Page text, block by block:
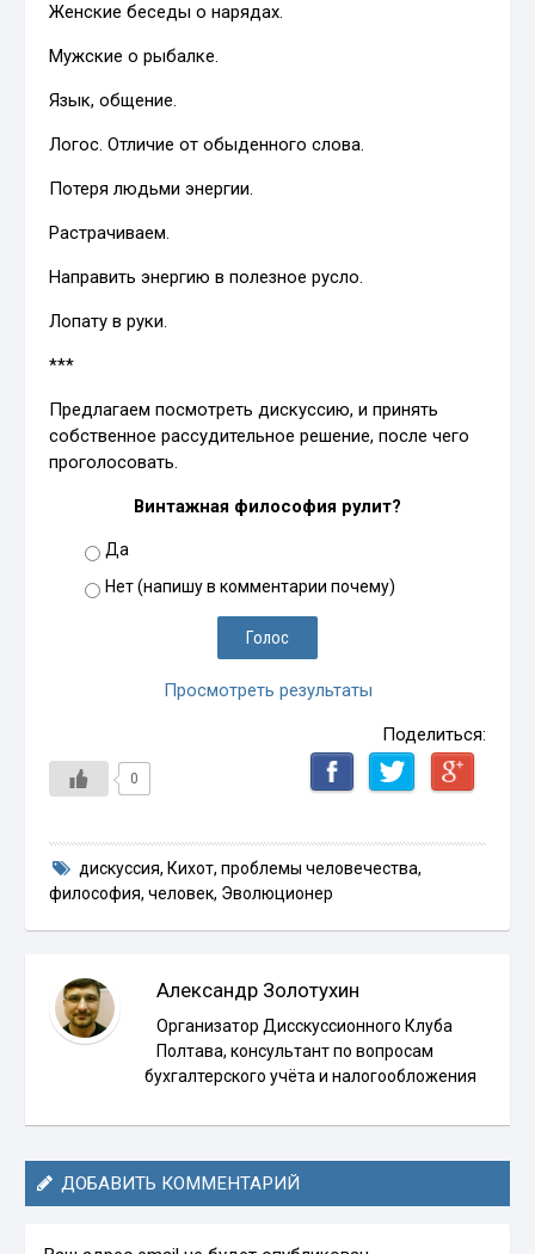
Женские беседы о нарядах.
Мужские о рыбалке.
Язык, общение.
Логос. Отличие от обыденного слова.
Потеря людьми энергии.
Растрачиваем.
Направить энергию в полезное русло.
Лопату в руки.
***
Предлагаем посмотреть дискуссию, и принять
собственное рассудительное решение, после чего
проголосовать.
Винтажная философия рулит?
Да
Нет (напишу в комментарии почему)
Просмотреть результаты
Поделиться:
0
дискуссия, Кихот, проблемы человечества,
философия,человек, Эволюционер
Александр Золотухин
Организатор Дисскуссионного Клуба
Полтава, консультант по вопросам
бухгалтерского учёта и налогообложения
ДОБАВИТЬ КОММЕНТАРИЙ